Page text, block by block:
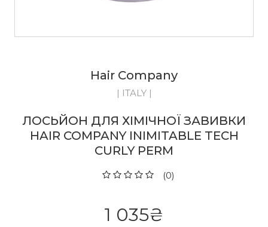
Hair Company
| ITALY |
ЛОСЬЙОН ДЛЯ ХІМІЧНОЇ ЗАВИВКИ
HAIR COMPANY INIMITABLE TECH
CURLY PERM
(0)
1 035₴